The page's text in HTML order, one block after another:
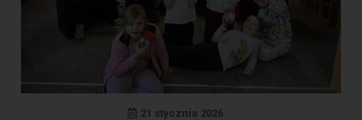
21 stycznia 2026